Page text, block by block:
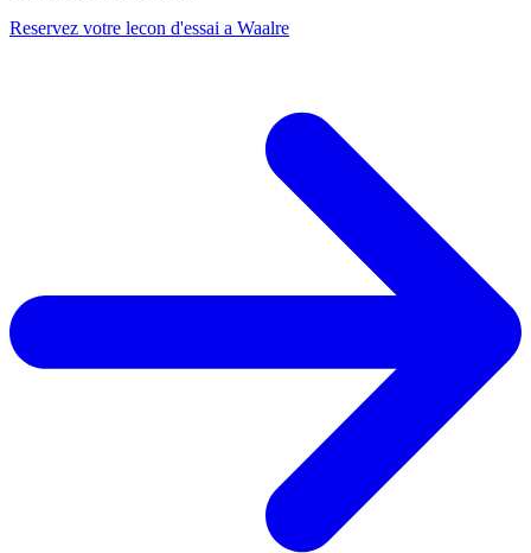
Reservez votre lecon d'essai a Waalre